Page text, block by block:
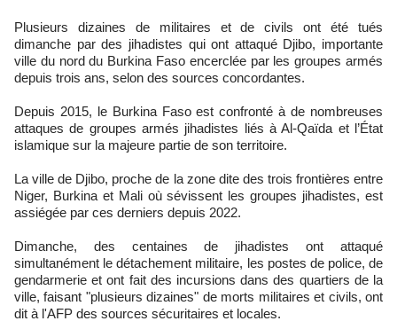
Plusieurs dizaines de militaires et de civils ont été tués
dimanche par des jihadistes qui ont attaqué Djibo, importante
ville du nord du Burkina Faso encerclée par les groupes armés
depuis trois ans, selon des sources concordantes.
Depuis 2015, le Burkina Faso est confronté à de nombreuses
attaques de groupes armés jihadistes liés à Al-Qaïda et l’État
islamique sur la majeure partie de son territoire.
La ville de Djibo, proche de la zone dite des trois frontières entre
Niger, Burkina et Mali où sévissent les groupes jihadistes, est
assiégée par ces derniers depuis 2022.
Dimanche, des centaines de jihadistes ont attaqué
simultanément le détachement militaire, les postes de police, de
gendarmerie et ont fait des incursions dans des quartiers de la
ville, faisant "plusieurs dizaines" de morts militaires et civils, ont
dit à l'AFP des sources sécuritaires et locales.